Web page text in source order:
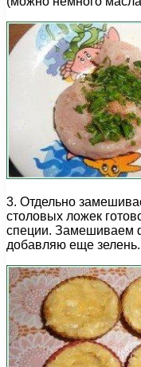
3. Отдельно
столовых ложек
специи. Замешиваем
добавляю еще зелень.